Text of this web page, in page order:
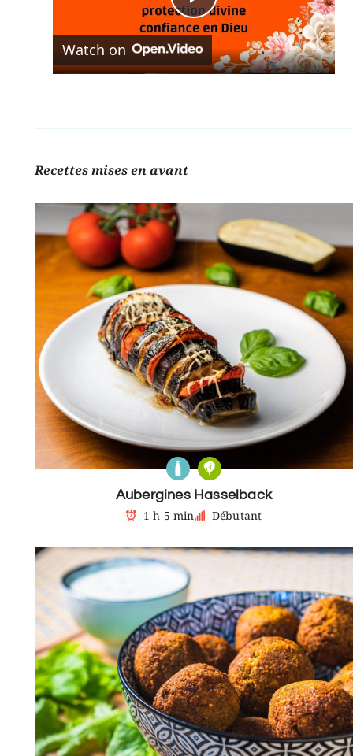
Play
Video
Watch on
Recettes mises en avant
Aubergines Hasselback
1 h 5 min
Débutant